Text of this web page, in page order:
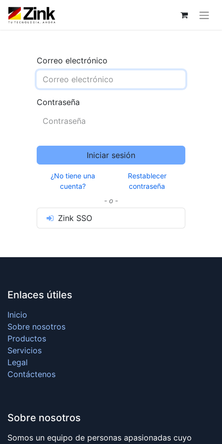
Correo electrónico
Contraseña
Iniciar sesión
¿No tiene una
cuenta?
Restablecer
contraseña
- o -
Zink SSO
Enlaces útiles
Inicio
Sobre nosotros
Productos
Servicios
Legal
Contáctenos
Sobre nosotros
Somos un equipo de personas apasionadas cuyo